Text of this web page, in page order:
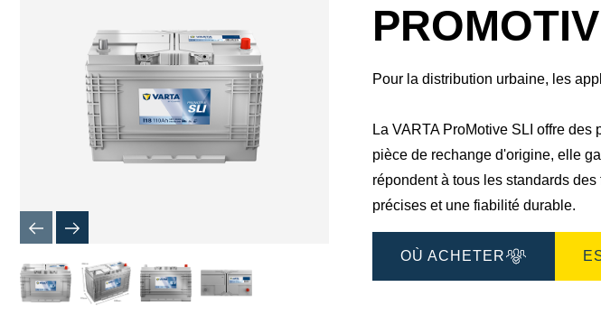
dialogue
Pour la distribution urbaine, les
La VARTA ProMotive SLI offre
pièce de rechange d'origine, elle
répondent à tous les standards
précises et une fiabilité durable.
OÙ ACHETER